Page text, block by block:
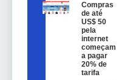
Compras
de até
US$ 50
pela
internet
começam
a pagar
20% de
tarifa